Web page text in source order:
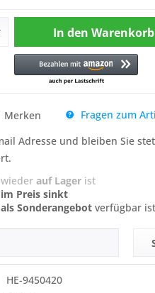
In den Warenkorb
Merken
Fragen zum
Adresse und bleiben Sie
auf Lagerist
im Preis sinkt
als Sonderangebotverfügbar ist
HE-9450420